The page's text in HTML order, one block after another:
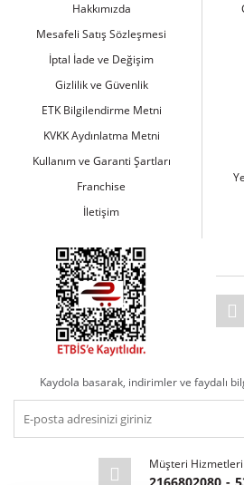
Hakkımızda
Mesafeli Satış Sözleşmesi
İptal İade ve Değişim
Gizlilik ve Güvenlik
ETK Bilgilendirme Metni
KVKK Aydınlatma Metni
Kullanım ve Garanti Şartları
Franchise
İletişim
Kaydola basarak, indirimler ve faydalı
Müşteri Hizmetleri